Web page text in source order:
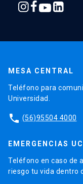
MESA CENTRAL
Teléfono para
Universidad.
phone (56)95504 4000
EMERGENCIAS UC
Teléfono en caso de
riesgo tu vida dentro